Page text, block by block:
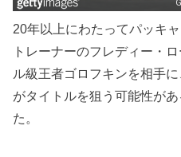
20年以上にわたってパッキ
トレーナーのフレディー・
ル級王者ゴロフキンを相手
がタイトルを狙う可能性が
た。